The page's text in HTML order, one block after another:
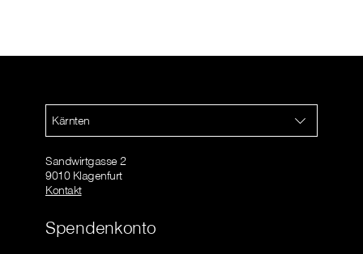
Kärnten
Sandwirtgasse 2
9010 Klagenfurt
Kontakt
Spendenkonto